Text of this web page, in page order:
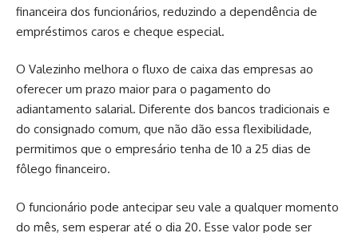
financeira dos funcionários, reduzindo a dependência de
empréstimos caros e cheque especial.
O Valezinho melhora o fluxo de caixa das empresas ao
oferecer um prazo maior para o pagamento do
adiantamento salarial. Diferente dos bancos tradicionais e
do consignado comum, que não dão essa flexibilidade,
permitimos que o empresário tenha de 10 a 25 dias de
fôlego financeiro.
O funcionário pode antecipar seu vale a qualquer momento
do mês, sem esperar até o dia 20. Esse valor pode ser